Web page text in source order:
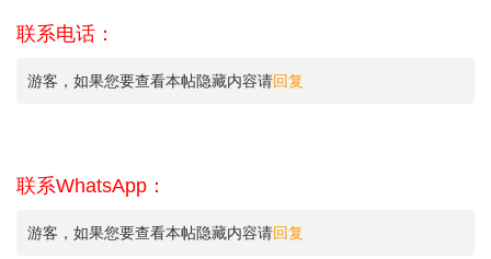
联系电话：
游客，如果您要查看本帖隐藏内容请回复
联系WhatsApp：
游客，如果您要查看本帖隐藏内容请回复